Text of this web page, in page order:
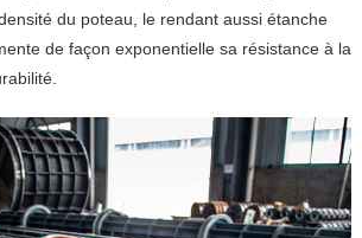
du poteau, le rendant aussi étanche
de façon exponentielle sa résistance à la